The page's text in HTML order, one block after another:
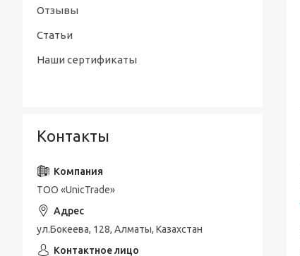
Лабораторные инкубаторы
Сушильные шкафы
Центрифуги
Автоклав
Дозаторы
Мешалки
Вытяжной шкаф
Отзывы
Статьи
Наши сертификаты
Контакты
ТОО «UnicTrade»
ул.Бокеева, 128, Алматы, Казахстан